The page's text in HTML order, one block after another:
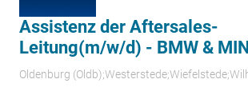
Assistenz der Aftersales-
Leitung(m/w/d) - BMW &
Oldenburg